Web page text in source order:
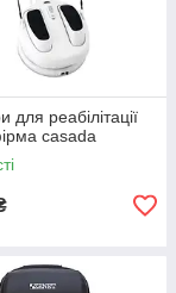
для реабілітації
casada